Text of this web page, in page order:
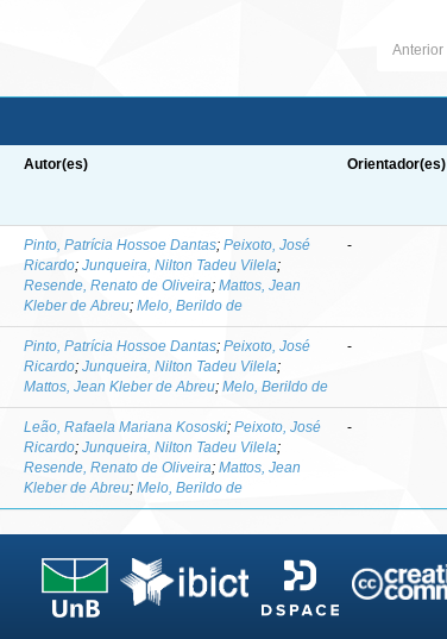
Anterior
Autor(es) Orientador(es)
Pinto, Patrícia Hossoe Dantas;Peixoto, José
Ricardo;Junqueira, Nilton Tadeu Vilela;
Resende, Renato de Oliveira;Mattos, Jean
Kleber de Abreu;Melo, Berildo de
-
Pinto, Patrícia Hossoe Dantas;Peixoto, José
Ricardo;Junqueira, Nilton Tadeu Vilela;
Mattos, Jean Kleber de Abreu;Melo, Berildo de
-
Leão, Rafaela Mariana Kososki;Peixoto, José
Ricardo;Junqueira, Nilton Tadeu Vilela;
Resende, Renato de Oliveira;Mattos, Jean
Kleber de Abreu;Melo, Berildo de
-